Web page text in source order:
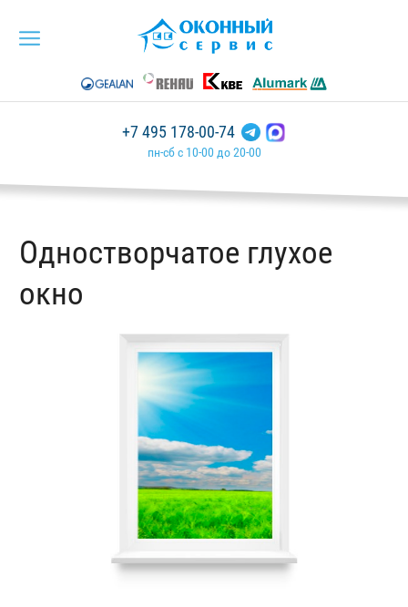
+7 495 178-00-74
пн-сб с 10-00 до 20-00
Одностворчатое глухое
окно